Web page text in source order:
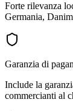
Forte rilevanza
Germania,
Garanzia di
Include la
commercianti al